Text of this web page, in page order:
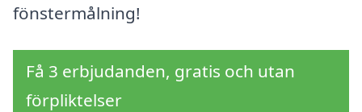
fönstermålning!
Få 3 erbjudanden, gratis och utan
förpliktelser